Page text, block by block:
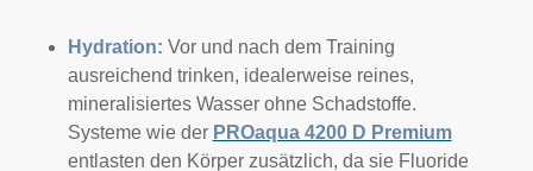
Hydration: Vor und nach dem Training
ausreichend trinken, idealerweise reines,
mineralisiertes Wasser ohne Schadstoffe.
Systeme wie der PROaqua 4200 D Premium
entlasten den Körper zusätzlich, da sie Fluoride